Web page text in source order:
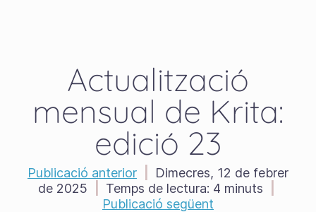
Actualització
mensual de Krita:
edició 23
Publicació anterior
Dimecres, 12 de febrer
de 2025
Temps de lectura: 4 minuts
Publicació següent